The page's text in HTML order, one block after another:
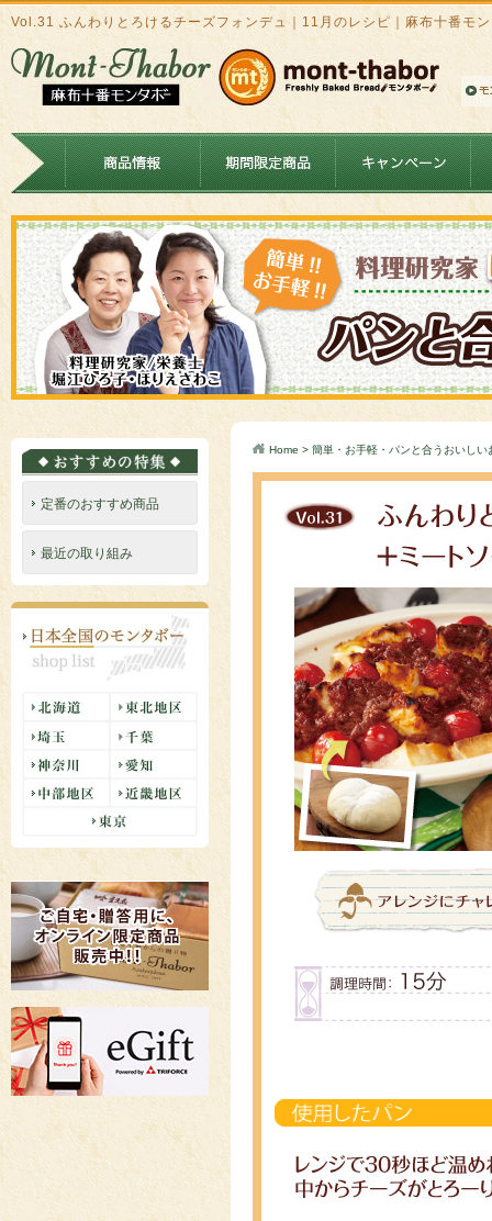
Vol.31 ふんわりとろけるチーズフォンデュ｜11月のレシピ｜麻布十番モ
Home > 簡単・お手軽・パンと合うおいし
定番のおすすめ商品
最近の取り組み